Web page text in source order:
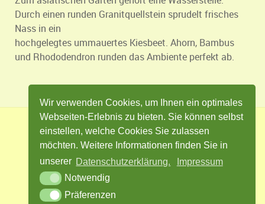
Wir verwenden Cookies, um Ihnen ein optimales
Webseiten-Erlebnis zu bieten. Sie können selbst
einstellen, welche Cookies Sie zulassen
möchten. Weitere Informationen finden Sie in
unserer Datenschutzerklärung.
Impressum
Notwendig
Präferenzen
Durch einen runden Granitquellstein sprudelt frisches
Nass in ein
hochgelegtes ummauertes Kiesbeet. Ahorn, Bambus
und Rhododendron runden das Ambiente perfekt ab.
ImpressumDatenschutzKontakt
Cookie Einstellungen